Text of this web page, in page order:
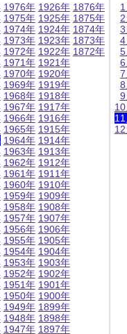
1976年
1975年
1974年
1973年
1972年
1971年
1970年
1969年
1968年
1967年
1966年
1965年
1964年
1963年
1962年
1961年
1960年
1959年
1958年
1957年
1956年
1955年
1954年
1953年
1952年
1951年
1950年
1949年
1948年
1947年
1926年
1925年
1924年
1923年
1922年
1921年
1920年
1919年
1918年
1917年
1916年
1915年
1914年
1913年
1912年
1911年
1910年
1909年
1908年
1907年
1906年
1905年
1904年
1903年
1902年
1901年
1900年
1899年
1898年
1897年
1876年
1875年
1874年
1873年
1872年